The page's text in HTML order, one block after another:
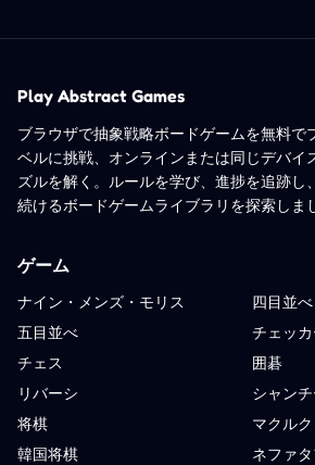
Play Abstract Games
ブラウザで抽象戦略ボードゲームを無料で
ベルに挑戦、オンラインまたは同じデバイ
ズルを解く。ルールを学び、進捗を追跡し
続けるボードゲームライブラリを探索しま
ゲーム
ナイン・メンズ・モリス
四目並べ
五目並べ
チェッ
チェス
囲碁
リバーシ
シャン
将棋
マクルク
韓国将棋
ネファ